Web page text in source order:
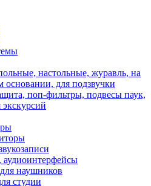
настольные, журавль, на
основании, для подзвучки
поп-фильтры, подвесы паук,
аудиоинтерфейсы
наушников
студии